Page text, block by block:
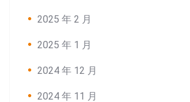
2025 年 2 月
2025 年 1 月
2024 年 12 月
2024 年 11 月